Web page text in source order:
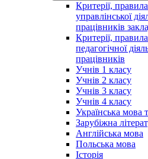
Критерії,
управлінської
працівників
Критерії,
педагогічної
працівників
Учнів 1 класу
Учнів 2 класу
Учнів 3 класу
Учнів 4 класу
Українська мова
Зарубіжна
Англійська мова
Польська мова
Історія